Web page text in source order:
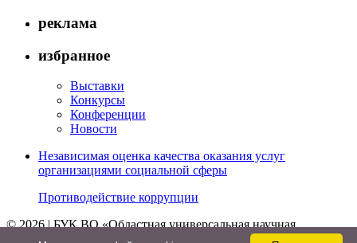
реклама
избранное
Выставки
Конкурсы
Конференции
Новости
Независимая оценка качества оказания услуг
организациями социальной сферы
Противодействие коррупции
© 2026 | БУК ВО «Областная универсальная научная
библиотека»